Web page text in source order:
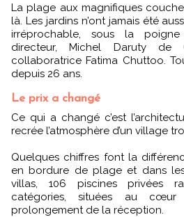
La plage aux magnifiques
là. Les jardins n’ont jamais été
irréprochable, sous la
directeur, Michel Daruty
collaboratrice Fatima Chuttoo.
depuis 26 ans.
Le prix a changé
Ce qui a changé c’est l’architecture. Le Trou aux Biches
recrée l’atmosphère d’un village
Quelques chiffres font la
en bordure de plage et dans les
villas, 106 piscines privées
catégories, situées au
prolongement de la réception.